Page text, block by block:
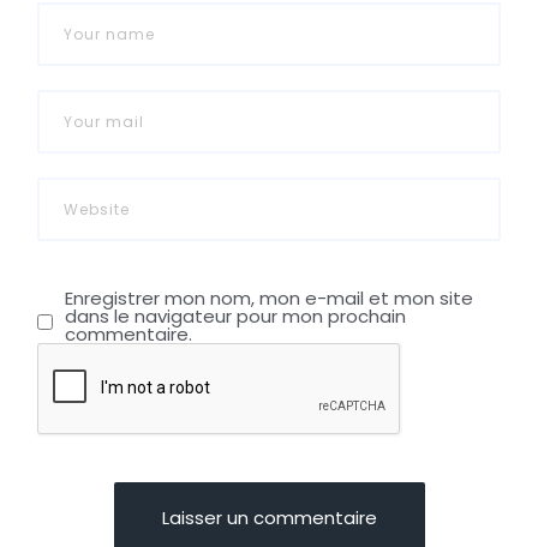
Enregistrer mon nom, mon e-mail et mon site
dans le navigateur pour mon prochain
commentaire.